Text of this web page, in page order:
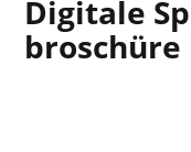
Digitale
broschüre